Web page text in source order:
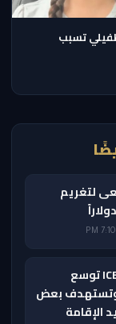
تسبب
لتغريم
حتى في الرحلات الداخلية.. ICE توسع
وتستهدف بعض
الإقامة